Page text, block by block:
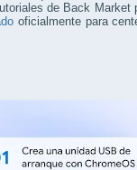
de Back
oficialmente para